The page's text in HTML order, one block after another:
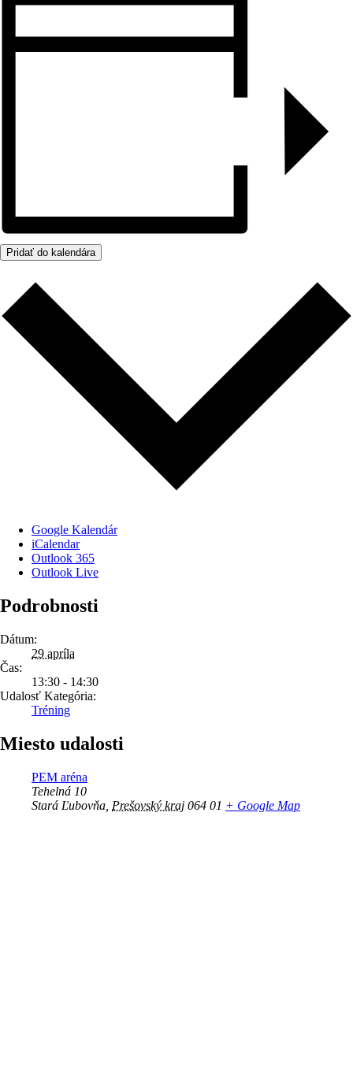
Pridať do kalendára
Google Kalendár
iCalendar
Outlook 365
Outlook Live
Podrobnosti
Dátum:
29 apríla
Čas:
13:30 - 14:30
Udalosť Kategória:
Tréning
Miesto udalosti
PEM aréna
Tehelná 10
Stará Ľubovňa Prešovský kraj 064 01 + Google Map